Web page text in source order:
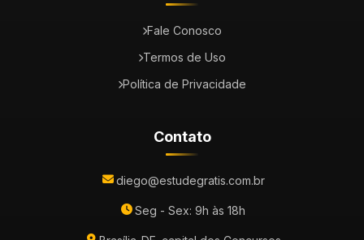
Fale Conosco
Termos de Uso
Política de Privacidade
Contato
diego@estudegratis.com.br
Seg - Sex: 9h às 18h